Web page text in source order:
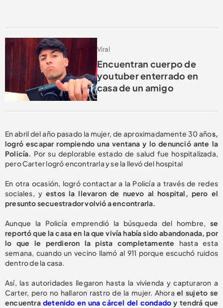
Viral
Encuentran cuerpo de
youtuber enterrado en
casa de un amigo
En abril del año pasado la mujer, de aproximadamente 30 años,
logró escapar rompiendo una ventana y lo denunció ante la
Policía. Por su deplorable estado de salud fue hospitalizada,
pero Carter logró encontrarla y se la llevó del hospital
En otra ocasión, logró contactar a la Policía a través de redes
sociales, yestos la llevaron de nuevo al hospital, pero el
presunto secuestrador volvió a encontrarla.
Aunque la Policía emprendió la búsqueda del hombre, se
reportó que la casa en la que vivía había sido abandonada, por
lo que le perdieron la pista completamente hasta esta
semana, cuando un vecino llamó al 911 porque escuchó ruidos
dentro de la casa.
Así, las autoridades llegaron hasta la vivienda y capturaron a
Carter, pero no hallaron rastro de la mujer. Ahora el sujeto se
encuentradetenido en una cárcel del condado y tendrá que